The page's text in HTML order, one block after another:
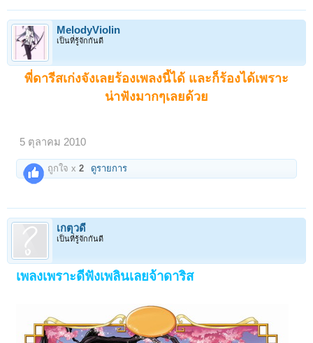
MelodyViolin
เป็นที่รู้จักกันดี
พี่ดารีสเก่งจังเลยร้องเพลงนี้ได้ และก็ร้องได้เพราะ
น่าฟังมากๆเลยด้วย
5 ตุลาคม 2010
ถูกใจ x2 ดูรายการ
เกตุวดี
เป็นที่รู้จักกันดี
เพลงเพราะดีฟังเพลินเลยจ้าดาริส